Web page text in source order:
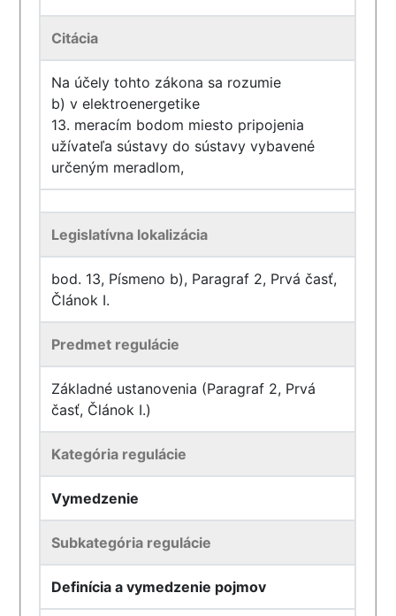
Citácia
Na účely tohto zákona sa rozumie
b) v elektroenergetike
13. meracím bodom miesto pripojenia
užívateľa sústavy do sústavy vybavené
určeným meradlom,
Legislatívna lokalizácia
bod. 13, Písmeno b), Paragraf 2, Prvá časť,
Článok I.
Predmet regulácie
Základné ustanovenia (Paragraf 2, Prvá
časť, Článok I.)
Kategória regulácie
Vymedzenie
Subkategória regulácie
Definícia a vymedzenie pojmov